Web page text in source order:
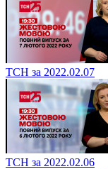
ТСН за 2022.02.07
ТСН за 2022.02.06